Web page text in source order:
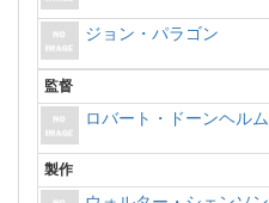
ジョン・パラゴン
監督
ロバート・ドーンヘルム
製作